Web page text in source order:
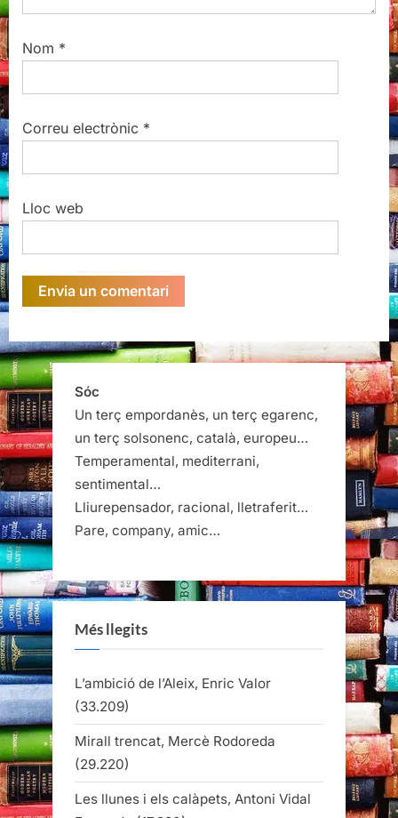
Nom *
Correu electrònic *
Lloc web
Sóc
Un terç empordanès, un terç egarenc,
un terç solsonenc, català, europeu…
Temperamental, mediterrani,
sentimental…
Lliurepensador, racional, lletraferit…
Pare, company, amic…
Més llegits
L’ambició de l’Aleix, Enric Valor
(33.209)
Mirall trencat, Mercè Rodoreda
(29.220)
Les llunes i els calàpets, Antoni Vidal